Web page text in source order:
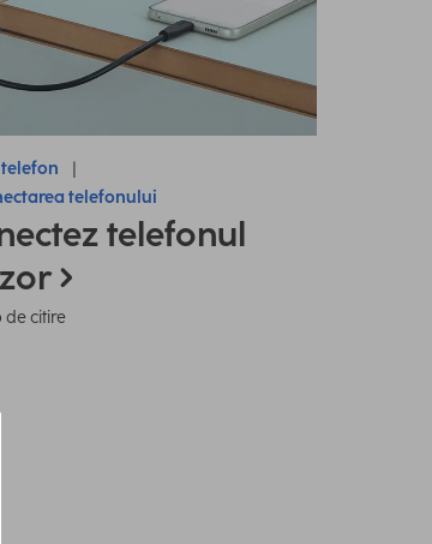
telefonului
telefonul
de citire